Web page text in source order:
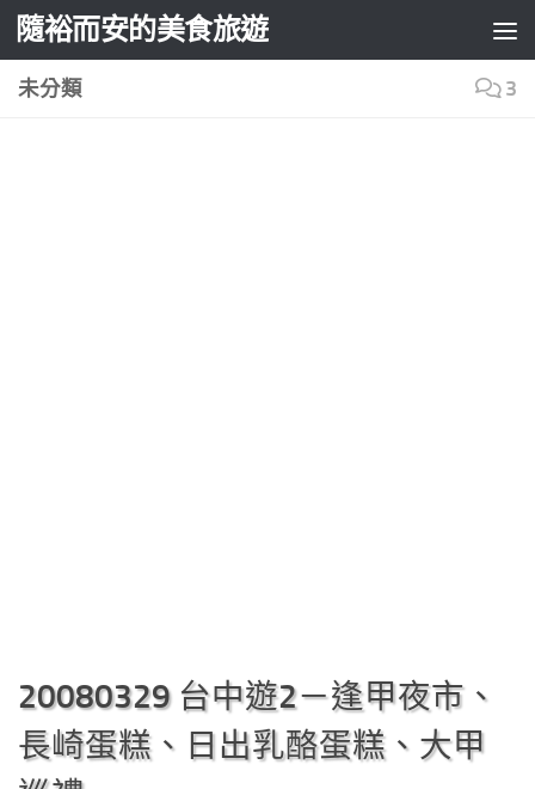
Skip to content
隨裕而安的美食旅遊
未分類 3
20080329 台中遊2－逢甲夜市、
長崎蛋糕、日出乳酪蛋糕、大甲